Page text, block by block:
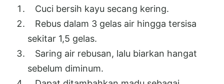
Cuci bersih kayu secang kering.
Rebus dalam 3 gelas air hingga tersisa
sekitar 1,5 gelas.
Saring air rebusan, lalu biarkan hangat
sebelum diminum.